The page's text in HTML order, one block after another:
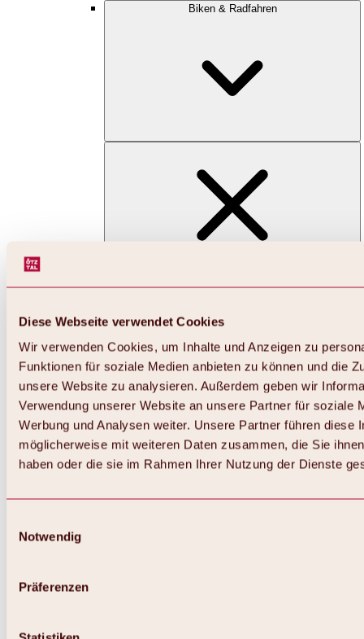
Diese Webseite verwendet Cookies
Wir verwenden Cookies, um Inhalte und Anzeigen zu
Funktionen für soziale Medien anbieten zu können und die
unsere Website zu analysieren. Außerdem geben wir
Verwendung unserer Website an unsere Partner für soziale
Werbung und Analysen weiter. Unsere Partner führen diese
möglicherweise mit weiteren Daten zusammen, die Sie
haben oder die sie im Rahmen Ihrer Nutzung der Dienste
Notwendig
Präferenzen
Biken & Radfahren